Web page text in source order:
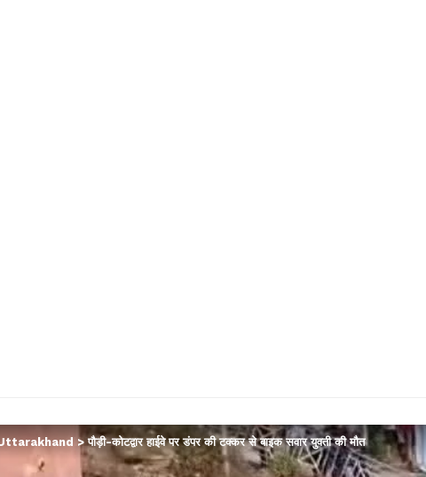
>पौड़ी-कोटद्वार हाईवे पर डंपर की टक्कर से बाइक सवार युवती की मौत